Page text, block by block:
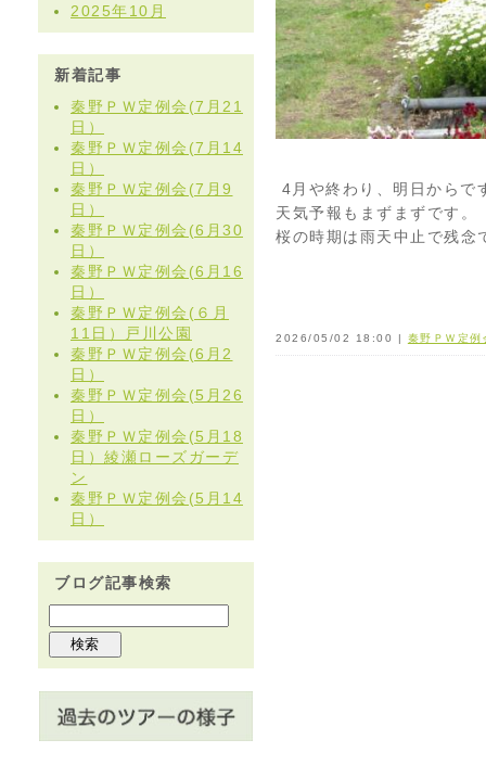
2025年10月
新着記事
秦野ＰＷ定例会(7月21
日）
秦野ＰＷ定例会(7月14
日）
秦野ＰＷ定例会(7月9
日）
秦野ＰＷ定例会(6月30
日）
秦野ＰＷ定例会(6月16
日）
秦野ＰＷ定例会(６月
11日）戸川公園
秦野ＰＷ定例会(6月2
日）
秦野ＰＷ定例会(5月26
日）
秦野ＰＷ定例会(5月18
日）綾瀬ローズガーデ
ン
秦野ＰＷ定例会(5月14
日）
ブログ記事検索
4月や終わり、明日からで
天気予報もまずまずです。
桜の時期は雨天中止で残念
2026/05/02 18:00 | 秦野ＰＷ定例